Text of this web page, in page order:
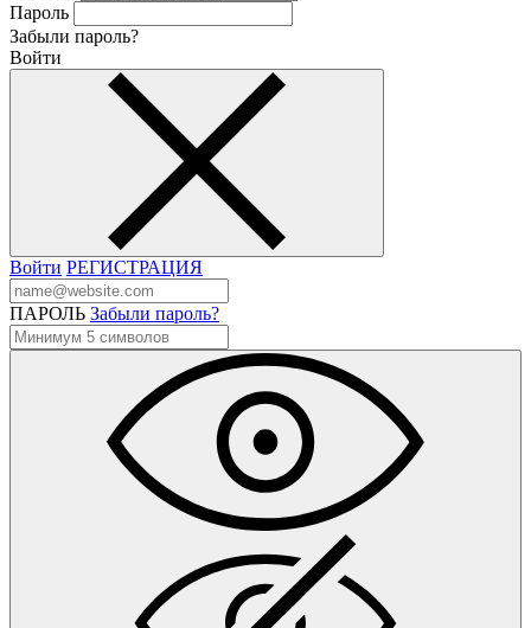
Пароль
Забыли пароль?
Войти
Войти РЕГИСТРАЦИЯ
ПАРОЛЬ Забыли пароль?